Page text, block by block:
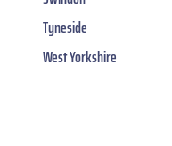
Tyneside
West Yorkshire